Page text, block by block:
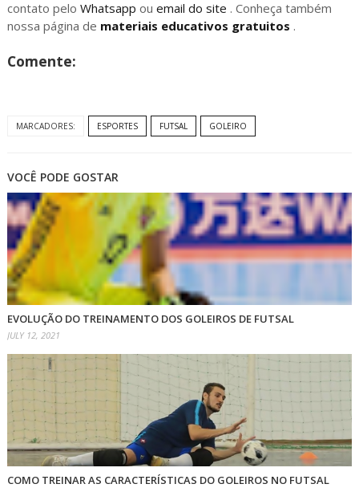
contato pelo Whatsapp ou email do site . Conheça também
nossa página de materiais educativos gratuitos .
Comente:
MARCADORES: ESPORTES FUTSAL GOLEIRO
VOCÊ PODE GOSTAR
EVOLUÇÃO DO TREINAMENTO DOS GOLEIROS DE FUTSAL
JULY 12, 2021
COMO TREINAR AS CARACTERÍSTICAS DO GOLEIROS NO FUTSAL